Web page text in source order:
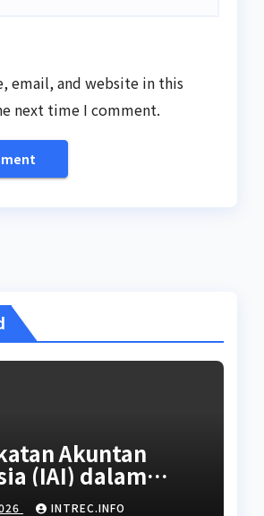
email, and website in this
next time I comment.
Akuntan
(IAI) dalam
Brevet Pajak
INTREC.INFO